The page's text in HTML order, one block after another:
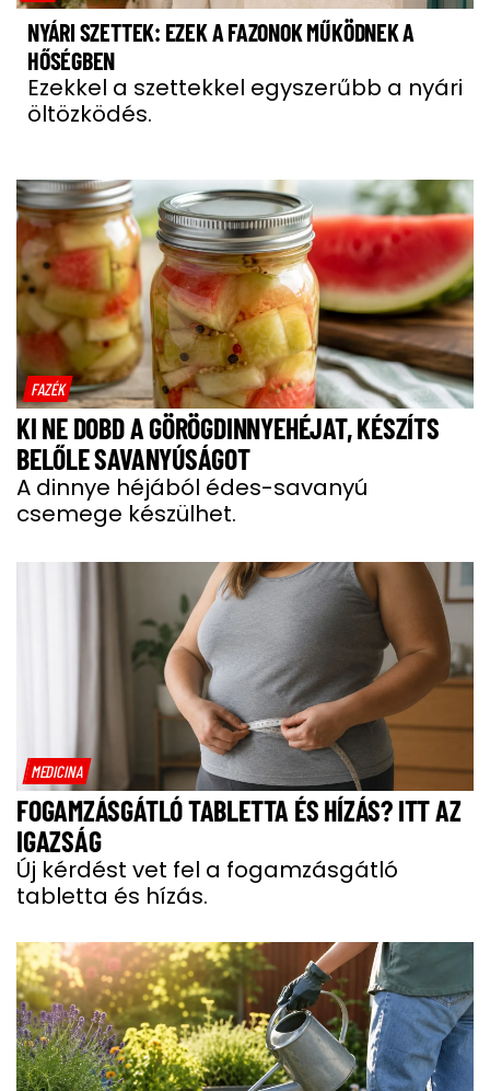
NYÁRI SZETTEK: EZEK A FAZONOK MŰKÖDNEK A
HŐSÉGBEN
Ezekkel a szettekkel egyszerűbb a nyári
öltözködés.
FAZÉK
KI NE DOBD A GÖRÖGDINNYEHÉJAT, KÉSZÍTS
BELŐLE SAVANYÚSÁGOT
A dinnye héjából édes-savanyú
csemege készülhet.
MEDICINA
FOGAMZÁSGÁTLÓ TABLETTA ÉS HÍZÁS? ITT AZ
IGAZSÁG
Új kérdést vet fel a fogamzásgátló
tabletta és hízás.